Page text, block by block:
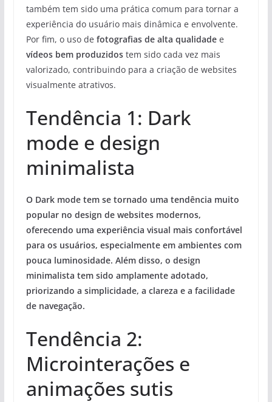
também tem sido uma prática comum para tornar a
experiência do usuário mais dinâmica e envolvente.
Por fim, o uso de fotografias de alta qualidadee
vídeos bem produzidostem sido cada vez mais
valorizado, contribuindo para a criação de websites
visualmente atrativos.
Tendência 1: Dark
mode e design
minimalista
O Dark mode tem se tornado uma tendência muito
popular no design de websites modernos,
oferecendo uma experiência visual mais confortável
para os usuários, especialmente em ambientes com
pouca luminosidade. Além disso, o design
minimalista tem sido amplamente adotado,
priorizando a simplicidade, a clareza e a facilidade
de navegação.
Tendência 2:
Microinterações e
animações sutis